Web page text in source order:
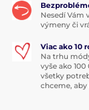
Nesedí Vám
výmeny či
Viac ako 10
Na trhu
vyše ako
všetky
chceme,